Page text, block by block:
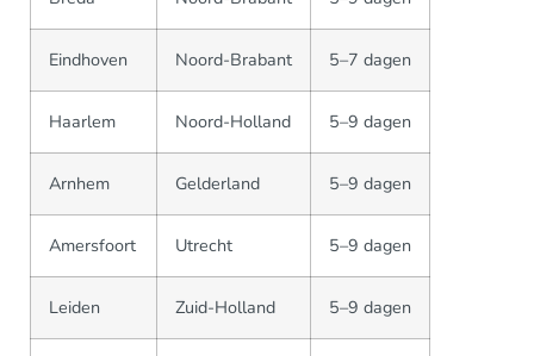
Eindhoven Noord-Brabant 5–7 dagen
Haarlem Noord-Holland 5–9 dagen
Arnhem Gelderland 5–9 dagen
Amersfoort Utrecht 5–9 dagen
Leiden Zuid-Holland 5–9 dagen